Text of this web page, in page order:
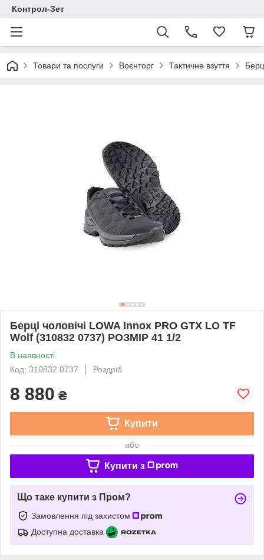
Контрол-Зет
Товари та послуги Воєнторг Тактичне взуття
Берці чоловічі LOWA Innox PRO GTX LO TF
Wolf (310832 0737) РОЗМІР 41 1/2
В наявності
Код: 310832 0737
Роздріб
8 880 ₴
Купити
або
Купити з
Що таке купити з Пром?
Замовлення під захистом
Доступна доставка